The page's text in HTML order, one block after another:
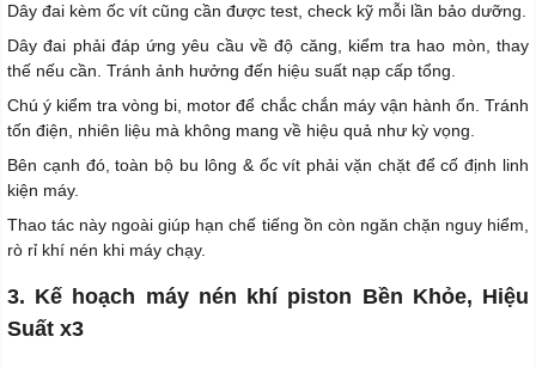
Dây đai kèm ốc vít cũng cần được test, check kỹ mỗi lần bảo dưỡng.
Dây đai phải đáp ứng yêu cầu về độ căng, kiểm tra hao mòn, thay
thế nếu cần. Tránh ảnh hưởng đến hiệu suất nạp cấp tổng.
Chú ý kiểm tra vòng bi, motor để chắc chắn máy vận hành ổn. Tránh
tốn điện, nhiên liệu mà không mang về hiệu quả như kỳ vọng.
Bên cạnh đó, toàn bộ bu lông & ốc vít phải vặn chặt để cố định linh
kiện máy.
Thao tác này ngoài giúp hạn chế tiếng ồn còn ngăn chặn nguy hiểm,
rò rỉ khí nén khi máy chạy.
3. Kế hoạch máy nén khí piston Bền Khỏe, Hiệu
Suất x3